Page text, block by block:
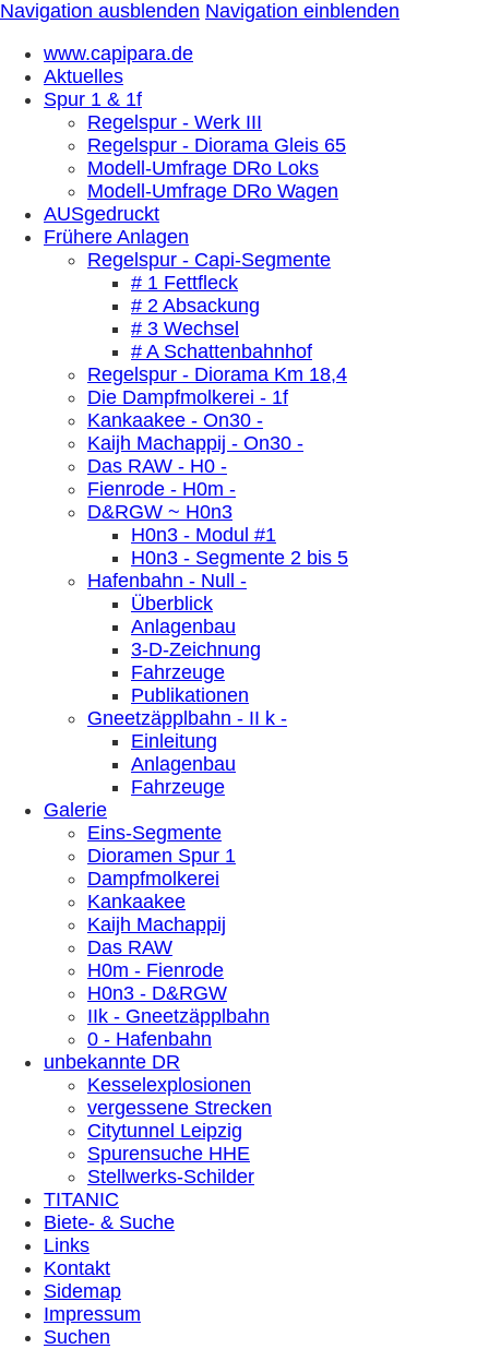
Navigation ausblenden Navigation einblenden
www.capipara.de
Aktuelles
Spur 1 & 1f
Regelspur - Werk III
Regelspur - Diorama Gleis 65
Modell-Umfrage DRo Loks
Modell-Umfrage DRo Wagen
AUSgedruckt
Frühere Anlagen
Regelspur - Capi-Segmente
# 1 Fettfleck
# 2 Absackung
# 3 Wechsel
# A Schattenbahnhof
Regelspur - Diorama Km 18,4
Die Dampfmolkerei - 1f
Kankaakee - On30 -
Kaijh Machappij - On30 -
Das RAW - H0 -
Fienrode - H0m -
D&RGW ~ H0n3
H0n3 - Modul #1
H0n3 - Segmente 2 bis 5
Hafenbahn - Null -
Überblick
Anlagenbau
3-D-Zeichnung
Fahrzeuge
Publikationen
Gneetzäpplbahn - II k -
Einleitung
Anlagenbau
Fahrzeuge
Galerie
Eins-Segmente
Dioramen Spur 1
Dampfmolkerei
Kankaakee
Kaijh Machappij
Das RAW
H0m - Fienrode
H0n3 - D&RGW
IIk - Gneetzäpplbahn
0 - Hafenbahn
unbekannte DR
Kesselexplosionen
vergessene Strecken
Citytunnel Leipzig
Spurensuche HHE
Stellwerks-Schilder
TITANIC
Biete- & Suche
Links
Kontakt
Sidemap
Impressum
Suchen